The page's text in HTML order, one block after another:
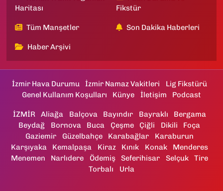
Haritası
Fikstür
Tüm Manşetler Son Dakika Haberleri
Haber Arşivi
İzmir Hava Durumu İzmir Namaz Vakitleri
Lig Fikstürü
Genel Kullanım Koşulları
Künye İletişim Podcast
İZMİR Aliağa Balçova Bayındır Bayraklı
Bergama
Beydağ
Bornova Buca Çeşme Çiğli Dikili
Foça
Gaziemir
Güzelbahçe Karabağlar
Karaburun
Karşıyaka
Kemalpaşa Kiraz Kınık Konak
Menderes
Menemen
Narlıdere Ödemiş Seferihisar Selçuk
Tire
Torbalı
Urla